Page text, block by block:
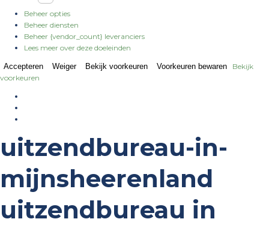
Beheer opties
Beheer diensten
Beheer {vendor_count} leveranciers
Lees meer over deze doeleinden
Accepteren Weiger Bekijk voorkeuren Voorkeuren bewaren
Bekijk
voorkeuren
uitzendbureau-in-
mijnsheerenland
uitzendbureau in